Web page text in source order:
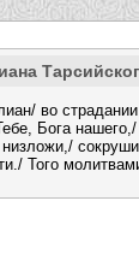
во
Бога
Того